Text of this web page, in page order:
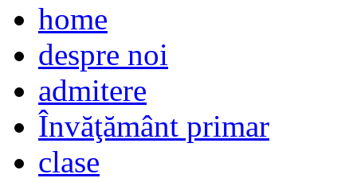
home
despre noi
admitere
Învăţământ primar
clase